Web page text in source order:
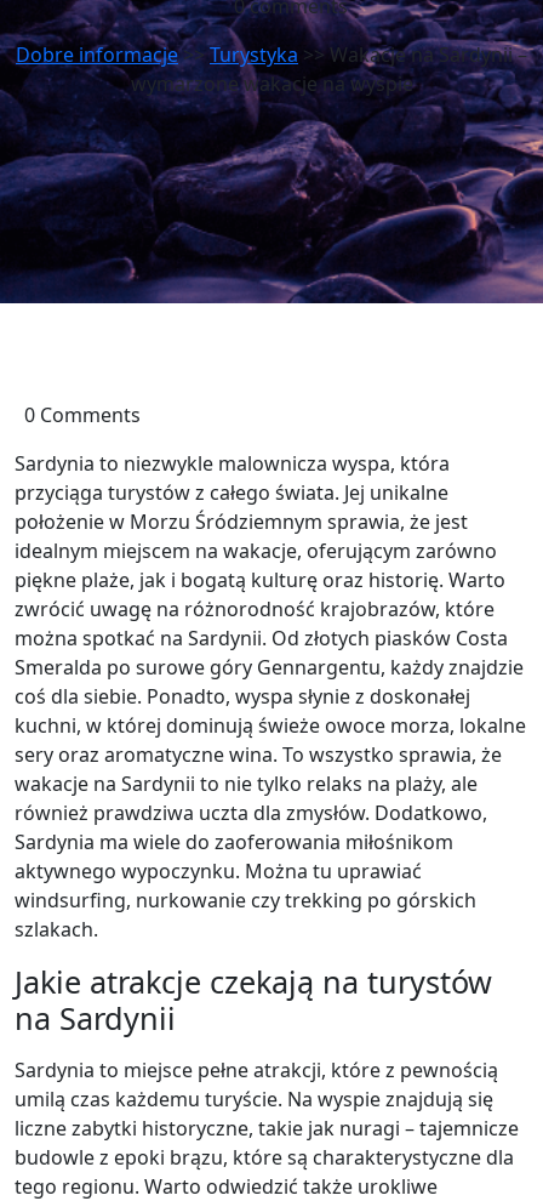
0 comments
Dobre informacje>>Turystyka >> Wakacje na Sardynii –
wymarzone wakacje na wyspie
0 Comments
Sardynia to niezwykle malownicza wyspa, która
przyciąga turystów z całego świata. Jej unikalne
położenie w Morzu Śródziemnym sprawia, że jest
idealnym miejscem na wakacje, oferującym zarówno
piękne plaże, jak i bogatą kulturę oraz historię. Warto
zwrócić uwagę na różnorodność krajobrazów, które
można spotkać na Sardynii. Od złotych piasków Costa
Smeralda po surowe góry Gennargentu, każdy znajdzie
coś dla siebie. Ponadto, wyspa słynie z doskonałej
kuchni, w której dominują świeże owoce morza, lokalne
sery oraz aromatyczne wina. To wszystko sprawia, że
wakacje na Sardynii to nie tylko relaks na plaży, ale
również prawdziwa uczta dla zmysłów. Dodatkowo,
Sardynia ma wiele do zaoferowania miłośnikom
aktywnego wypoczynku. Można tu uprawiać
windsurfing, nurkowanie czy trekking po górskich
szlakach.
Jakie atrakcje czekają na turystów
na Sardynii
Sardynia to miejsce pełne atrakcji, które z pewnością
umilą czas każdemu turyście. Na wyspie znajdują się
liczne zabytki historyczne, takie jak nuragi – tajemnicze
budowle z epoki brązu, które są charakterystyczne dla
tego regionu. Warto odwiedzić także urokliwe